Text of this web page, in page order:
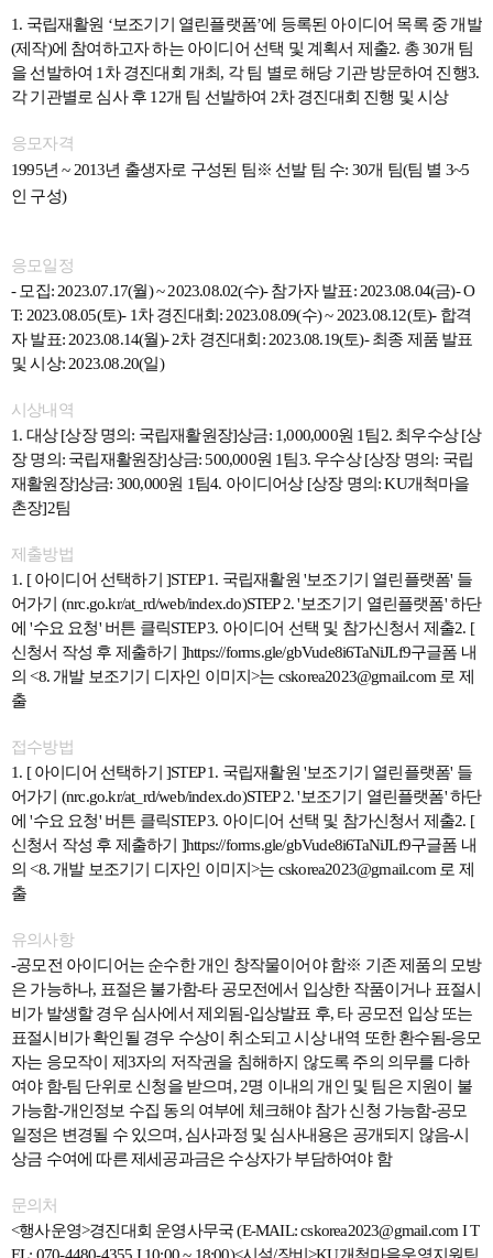
1. 국립재활원 ‘보조기기 열린플랫폼’에 등록된 아이디어 목록 중 개발
(제작)에 참여하고자 하는 아이디어 선택 및 계획서 제출2. 총 30개 팀
을 선발하여 1차 경진대회 개최, 각 팀 별로 해당 기관 방문하여 진행3.
각 기관별로 심사 후 12개 팀 선발하여 2차 경진대회 진행 및 시상
응모자격
1995년 ~ 2013년 출생자로 구성된 팀※ 선발 팀 수: 30개 팀(팀 별 3~5
인 구성)
응모일정
- 모집: 2023.07.17(월) ~ 2023.08.02(수)- 참가자 발표: 2023.08.04(금)- O
T: 2023.08.05(토)- 1차 경진대회: 2023.08.09(수) ~ 2023.08.12(토)- 합격
자 발표: 2023.08.14(월)- 2차 경진대회: 2023.08.19(토)- 최종 제품 발표
및 시상: 2023.08.20(일)
시상내역
1. 대상 [상장 명의: 국립재활원장]상금: 1,000,000원 1팀2. 최우수상 [상
장 명의: 국립재활원장]상금: 500,000원 1팀3. 우수상 [상장 명의: 국립
재활원장]상금: 300,000원 1팀4. 아이디어상 [상장 명의: KU개척마을
촌장]2팀
제출방법
1. [아이디어 선택하기 ]STEP 1. 국립재활원 '보조기기 열린플랫폼' 들
어가기 (nrc.go.kr/at_rd/web/index.do)STEP 2. '보조기기 열린플랫폼' 하단
에 '수요 요청' 버튼 클릭STEP 3. 아이디어 선택 및 참가신청서 제출2. [
신청서 작성 후 제출하기 ]https://forms.gle/gbVude8i6TaNiJLf9구글폼 내
의 <8. 개발 보조기기 디자인 이미지>는 cskorea2023@gmail.com 로 제
출
접수방법
1. [아이디어 선택하기 ]STEP 1. 국립재활원 '보조기기 열린플랫폼' 들
어가기 (nrc.go.kr/at_rd/web/index.do)STEP 2. '보조기기 열린플랫폼' 하단
에 '수요 요청' 버튼 클릭STEP 3. 아이디어 선택 및 참가신청서 제출2. [
신청서 작성 후 제출하기 ]https://forms.gle/gbVude8i6TaNiJLf9구글폼 내
의 <8. 개발 보조기기 디자인 이미지>는 cskorea2023@gmail.com 로 제
출
유의사항
-공모전 아이디어는 순수한 개인 창작물이어야 함※ 기존 제품의 모방
은 가능하나, 표절은 불가함-타 공모전에서 입상한 작품이거나 표절시
비가 발생할 경우 심사에서 제외됨-입상발표 후, 타 공모전 입상 또는
표절시비가 확인될 경우 수상이 취소되고 시상 내역 또한 환수됨-응모
자는 응모작이 제3자의 저작권을 침해하지 않도록 주의 의무를 다하
여야 함-팀 단위로 신청을 받으며, 2명 이내의 개인 및 팀은 지원이 불
가능함-개인정보 수집 동의 여부에 체크해야 참가 신청 가능함-공모
일정은 변경될 수 있으며, 심사과정 및 심사내용은 공개되지 않음-시
상금 수여에 따른 제세공과금은 수상자가 부담하여야 함
문의처
<행사운영>경진대회 운영사무국 (E-MAIL: cskorea2023@gmail.com I T